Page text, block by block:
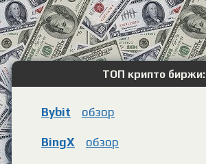
ТОП крипто биржи:
Bybit обзор
BingX обзор